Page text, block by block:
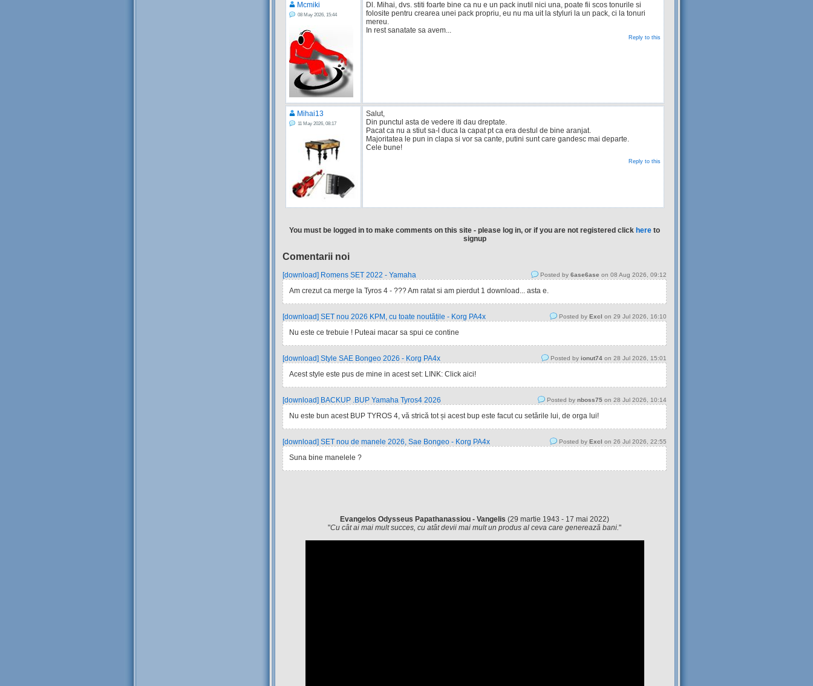
Mcmiki
08 May 2026, 15:44
Dl. Mihai, dvs. stiti foarte bine ca nu e un pack inutil nici una, poate fii scos tonurile si
folosite pentru crearea unei pack propriu, eu nu ma uit la styluri la un pack, ci la tonuri
mereu.
In rest sanatate sa avem...
Reply to this
Mihai13
11 May 2026, 08:17
Salut,
Din punctul asta de vedere iti dau dreptate.
Pacat ca nu a stiut sa-l duca la capat pt ca era destul de bine aranjat.
Majoritatea le pun in clapa si vor sa cante, putini sunt care gandesc mai departe.
Cele bune!
Reply to this
You must be logged in to make comments on this site - please log in, or if you are not registered click here to
signup
Comentarii noi
[download] Romens SET 2022 - Yamaha Posted by 6ase6ase on 08 Aug 2026, 09:12
Am crezut ca merge la Tyros 4 - ??? Am ratat si am pierdut 1 download... asta e.
[download] SET nou 2026 KPM, cu toate noutățile - Korg PA4x Posted by Excl on 29 Jul 2026, 16:10
Nu este ce trebuie ! Puteai macar sa spui ce contine
[download] Style SAE Bongeo 2026 - Korg PA4x Posted by ionut74 on 28 Jul 2026, 15:01
Acest style este pus de mine in acest set: LINK: Click aici!
[download] BACKUP .BUP Yamaha Tyros4 2026 Posted by nboss75 on 28 Jul 2026, 10:14
Nu este bun acest BUP TYROS 4, vă strică tot și acest bup este facut cu setările lui, de orga lui!
[download] SET nou de manele 2026, Sae Bongeo - Korg PA4x Posted by Excl on 26 Jul 2026, 22:55
Suna bine manelele ?
Evangelos Odysseus Papathanassiou - Vangelis (29 martie 1943 - 17 mai 2022)
"Cu cât ai mai mult succes, cu atât devii mai mult un produs al ceva care generează bani."